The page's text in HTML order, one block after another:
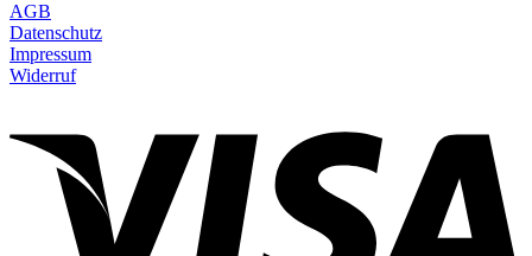
AGB
Datenschutz
Impressum
Widerruf